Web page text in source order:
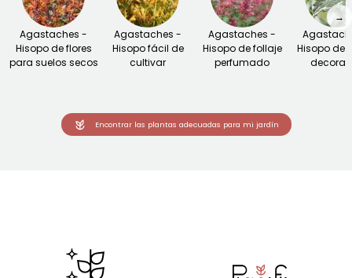
Agastaches -
Hisopo de flores
para suelos secos
Agastaches -
Hisopo fácil de
cultivar
Agastaches -
Hisopo de follaje
perfumado
Hisopo de
→
Encontrar las plantas adecuadas para mi jardín